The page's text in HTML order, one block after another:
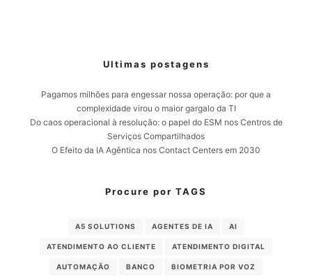
Ultimas postagens
Pagamos milhões para engessar nossa operação: por que a
complexidade virou o maior gargalo da TI
Do caos operacional à resolução: o papel do ESM nos Centros de
Serviços Compartilhados
O Efeito da IA Agêntica nos Contact Centers em 2030
Procure por TAGS
A5 SOLUTIONS AGENTES DE IA AI
ATENDIMENTO AO CLIENTE ATENDIMENTO DIGITAL
AUTOMAÇÃO BANCO BIOMETRIA POR VOZ